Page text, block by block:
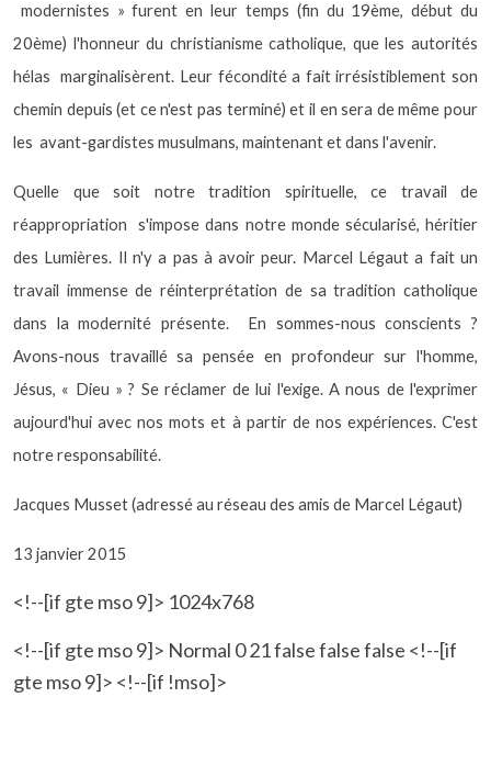
modernistes » furent en leur temps (fin du 19ème, début du
20ème) l'honneur du christianisme catholique, que les autorités
hélas
marginalisèrent. Leur fécondité a fait irrésistiblement son
chemin depuis (et ce n'est pas terminé) et il en sera de même pour
les avant-gardistes musulmans, maintenant et dans l'avenir.
Quelle que soit notre tradition spirituelle, ce travail de
réappropriation
s'impose dans notre monde sécularisé, héritier
des Lumières. Il n'y a pas à avoir peur. Marcel Légaut a fait un
travail immense de réinterprétation de sa tradition catholique
dans la modernité présente.
En sommes-nous conscients ?
Avons-nous travaillé sa pensée en profondeur sur l'homme,
Jésus, « Dieu » ? Se réclamer de lui l'exige. A nous de l'exprimer
aujourd'hui avec nos mots et à partir de nos expériences. C'est
notre responsabilité.
Jacques Musset(adressé au réseau des amis de Marcel Légaut)
13 janvier 2015
<!--[if gte mso 9]> 1024x768
<!--[if gte mso 9]> Normal 0 21 false false false <!--[if
gte mso 9]> <!--[if !mso]>